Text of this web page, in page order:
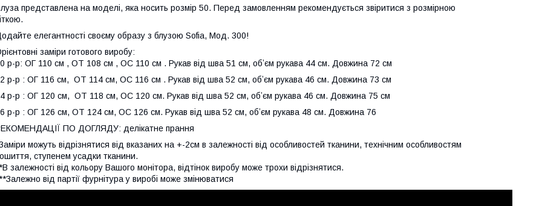
представлена на моделі, яка носить розмір 50. Перед замовленням рекомендується звіритися з розмірною
елегантності своєму образу з блузою Sofia, Мод. 300!
заміри готового виробу:
р-р: ОГ 110 см , ОТ 108 см , ОС 110 см . Рукав від шва 51 см, обʼєм рукава 44 см. Довжина 72 см
р-р : ОГ 116 см, ОТ 114 см, ОС 116 см . Рукав від шва 52 см, обʼєм рукава 46 см. Довжина 73 см
р-р : ОГ 120 см, ОТ 118 см, ОС 120 см. Рукав від шва 52 см, обʼєм рукава 46 см. Довжина 75 см
р-р : ОГ 126 см, ОТ 124 см, ОС 126 см. Рукав від шва 52 см, обʼєм рукава 48 см. Довжина 76
ПО ДОГЛЯДУ: делікатне прання
можуть відрізнятися від вказаних на +-2см в залежності від особливостей тканини, технічним особливостям
ступенем усадки тканини.
залежності від кольору Вашого монітора, відтінок виробу може трохи відрізнятися.
від партії фурнітура у виробі може змінюватися